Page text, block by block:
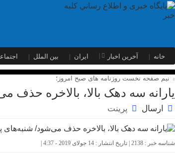
خانه آخرین اخبار ایران بین الملل
نیم صفحه نخست روزنامه های صبح امروز؛
یارانه سه دهک بالا، بالاخره
ارسال پرینت
شناسه خبر : 2138 | تاریخ انتشار : 14 جولای 2019 - 4:37 |